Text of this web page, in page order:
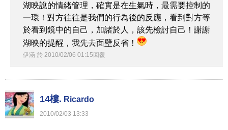
湖映說的情緒管理，確實是在生氣時，最需要控制的
一環！對方往往是我們的行為後的反應，看到對方等
於看到鏡中的自己，加諸於人，該先檢討自己！謝謝
湖映的提醒，我先去面壁反省！
伊涵 於 2010/02/06 01:15 回覆
14樓. Ricardo
2010/02/03 13:33